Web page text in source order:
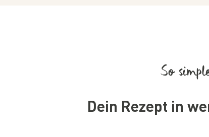
So
Dein Rezept in